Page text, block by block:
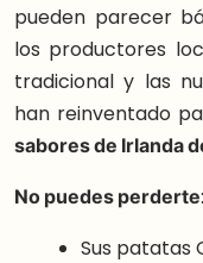
pueden parecer
los productores
tradicional y las
han reinventado
sabores de Irlanda
No puedes perderte:
Sus patatas